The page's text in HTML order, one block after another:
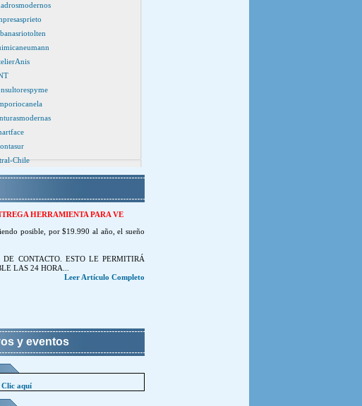
Chile
HERRAMIENTA PARA VE
posible, por $19.990 al año, el sueño
CONTACTO. ESTO LE PERMITIRÁ
LAS 24 HORA...
Leer Artículo Completo
y eventos
Clic aquí